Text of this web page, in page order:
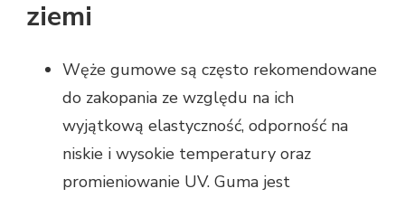
ziemi
Węże gumowe są często rekomendowane
do zakopania ze względu na ich
wyjątkową elastyczność, odporność na
niskie i wysokie temperatury oraz
promieniowanie UV. Guma jest